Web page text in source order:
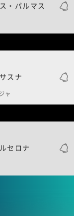
・パルマス
スナ
ャ
セロナ